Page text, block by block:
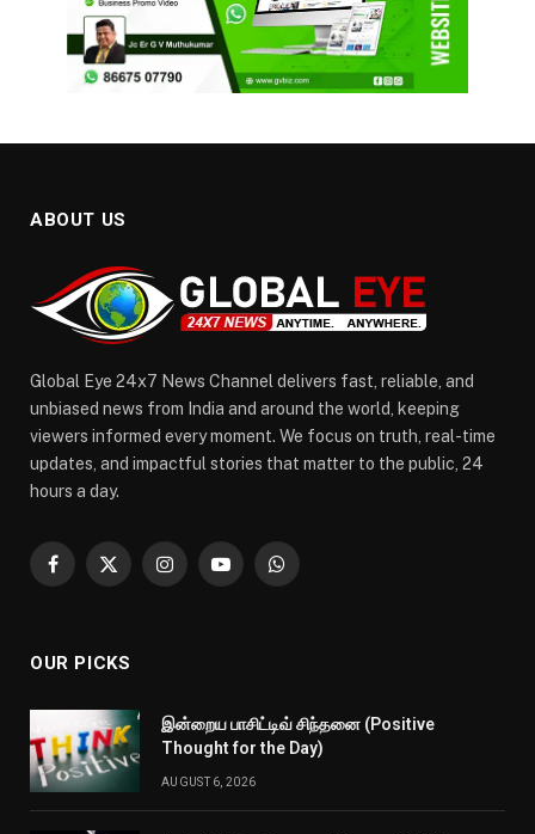
ABOUT US
Global Eye 24x7 News Channel delivers fast, reliable, and
unbiased news from India and around the world, keeping
viewers informed every moment. We focus on truth, real-time
updates, and impactful stories that matter to the public, 24
hours a day.
Facebook
X
InstagramYouTubeWhatsApp
OUR PICKS
இன்றைய பாசிட்டிவ் சிந்தனை (Positive
Thought for the Day)
AUGUST 6, 2026